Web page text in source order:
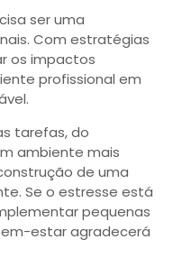
ser uma
Com estratégias
os impactos
profissional em
tarefas, do
ambiente mais
de uma
Se o estresse está
pequenas
estar agradecerá